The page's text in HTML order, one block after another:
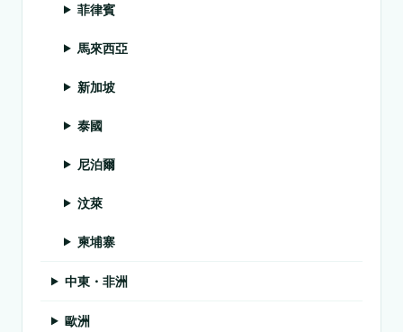
菲律賓
馬來西亞
新加坡
泰國
尼泊爾
汶萊
柬埔寨
中東・非洲
歐洲